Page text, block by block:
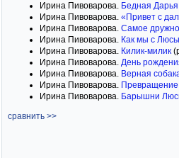
Ирина Пивоварова. Бедная
Ирина Пивоварова. «Привет с
Ирина Пивоварова. Самое
Ирина Пивоварова. Как мы с
Ирина Пивоварова. Килик-милик
Ирина Пивоварова. День
Ирина Пивоварова. Верная
Ирина Пивоварова.
Ирина Пивоварова. Барышни
сравнить >>